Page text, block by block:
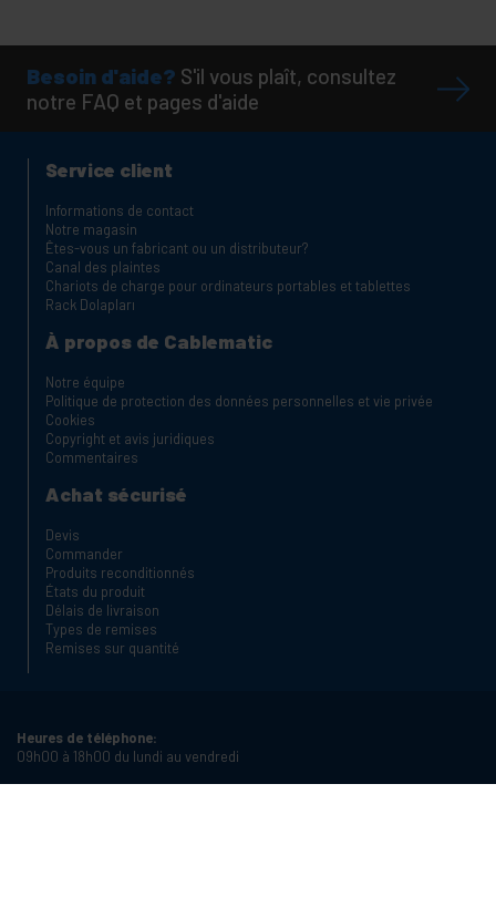
Besoin d'aide? S'il vous plaît, consultez
notre FAQ et pages d'aide
Service client
Informations de contact
Notre magasin
Êtes-vous un fabricant ou un distributeur?
Canal des plaintes
Chariots de charge pour ordinateurs portables et tablettes
Rack Dolapları
À propos de Cablematic
Notre équipe
Politique de protection des données personnelles et vie privée
Cookies
Copyright et avis juridiques
Commentaires
Achat sécurisé
Devis
Commander
Produits reconditionnés
États du produit
Délais de livraison
Types de remises
Remises sur quantité
Heures de téléphone:
09h00 à 18h00 du lundi au vendredi